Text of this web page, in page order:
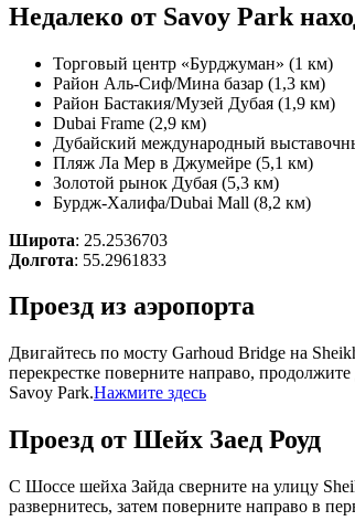
Недалеко от Savoy Park
Торговый центр «Бурджуман» (1 км)
Район Аль-Сиф/Мина базар (1,3 км)
Район Бастакия/Музей Дубая (1,9 км)
Dubai Frame (2,9 км)
Дубайский международный
Пляж Ла Мер в Джумейре (5,1 км)
Золотой рынок Дубая (5,3 км)
Бурдж-Халифа/Dubai Mall (8,2 км)
Широта: 25.2536703
Долгота: 55.2961833
Проезд из аэропорта
Двигайтесь по мосту Garhoud Bridge на
перекрестке поверните направо,
Savoy Park.Нажмите здесь
Проезд от Шейх Заед Роуд
С Шоссе шейха Зайда сверните на улицу
развернитесь, затем поверните направо в